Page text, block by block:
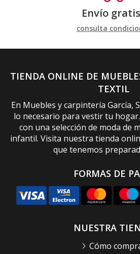
Envío
consulta
TIENDA ONLINE DE
TEXTIL
En Muebles y carpintería García,
lo necesario para vestir tu
con una selección de moda de
infantil. Visita nuestra tienda
que tenemos
FORMAS DE
NUESTRA
Cómo